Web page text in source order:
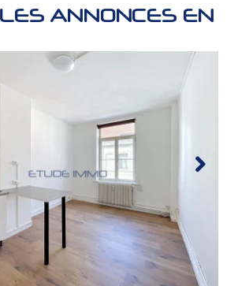
ANNONCES EN